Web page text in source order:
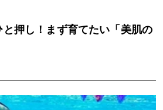
押し！まず育てたい「美肌の